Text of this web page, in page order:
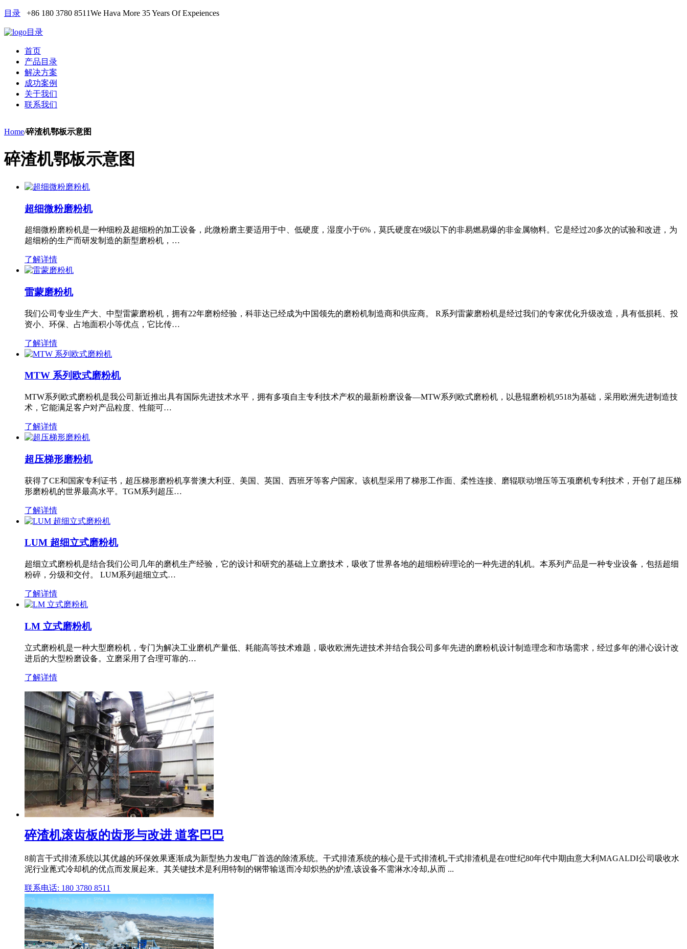
目录 +86 180 3780 8511We Hava More 35 Years Of Expeiences
目录
首页
产品目录
解决方案
成功案例
关于我们
联系我们
Home/碎渣机鄂板示意图
碎渣机鄂板示意图
超细微粉磨粉机
超细微粉磨粉机是一种细粉及超细粉的加工设备，此微粉磨主要适用于中、低硬度，湿度小于6%，莫氏硬度在9级以下的非易燃易爆的非金属物料。它是经过20多次的试验和改进，为
超细粉的生产而研发制造的新型磨粉机，…
了解详情
雷蒙磨粉机
我们公司专业生产大、中型雷蒙磨粉机，拥有22年磨粉经验，科菲达已经成为中国领先的磨粉机制造商和供应商。 R系列雷蒙磨粉机是经过我们的专家优化升级改造，具有低损耗、投
资小、环保、占地面积小等优点，它比传…
了解详情
MTW 系列欧式磨粉机
MTW系列欧式磨粉机是我公司新近推出具有国际先进技术水平，拥有多项自主专利技术产权的最新粉磨设备—MTW系列欧式磨粉机，以悬辊磨粉机9518为基础，采用欧洲先进制造技
术，它能满足客户对产品粒度、性能可…
了解详情
超压梯形磨粉机
获得了CE和国家专利证书，超压梯形磨粉机享誉澳大利亚、美国、英国、西班牙等客户国家。该机型采用了梯形工作面、柔性连接、磨辊联动增压等五项磨机专利技术，开创了超压梯
形磨粉机的世界最高水平。TGM系列超压…
了解详情
LUM 超细立式磨粉机
超细立式磨粉机是结合我们公司几年的磨机生产经验，它的设计和研究的基础上立磨技术，吸收了世界各地的超细粉碎理论的一种先进的轧机。本系列产品是一种专业设备，包括超细
粉碎，分级和交付。 LUM系列超细立式…
了解详情
LM 立式磨粉机
立式磨粉机是一种大型磨粉机，专门为解决工业磨机产量低、耗能高等技术难题，吸收欧洲先进技术并结合我公司多年先进的磨粉机设计制造理念和市场需求，经过多年的潜心设计改
进后的大型粉磨设备。立磨采用了合理可靠的…
了解详情
碎渣机滚齿板的齿形与改进 道客巴巴
8前言干式排渣系统以其优越的环保效果逐渐成为新型热力发电厂首选的除渣系统。干式排渣系统的核心是干式排渣机,干式排渣机是在0世纪80年代中期由意大利MAGALDI公司吸收水
泥行业蓖式冷却机的优点而发展起来。其关键技术是利用特制的钢带输送而冷却炽热的炉渣,该设备不需淋水冷却,从而 ...
联系电话: 180 3780 8511